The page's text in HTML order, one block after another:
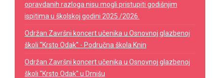
opravdanih razloga nisu mogli pristupiti godišnjim
ispitima u školskoj godini 2025./2026.
Održan Završni koncert učenika u Osnovnoj glazbenoj
školi "Krsto Odak" - Područna škola Knin
Održan Završni koncert učenika u Osnovnoj glazbenoj
školi "Krsto Odak" u Drnišu